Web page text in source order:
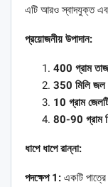
এটি আরও স্বাদযুক্ত
প্রয়োজনীয় উপাদান:
400 গ্রাম
350 মিলি জল
10 গ্রাম
80-90 গ্রাম
ধাপে ধাপে রান্না:
পদক্ষেপ 1: একটি